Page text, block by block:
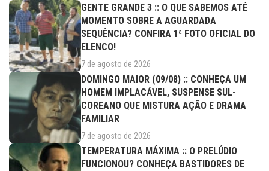
GENTE GRANDE 3 :: O QUE SABEMOS ATÉ
MOMENTO SOBRE A AGUARDADA
SEQUÊNCIA? CONFIRA 1ª FOTO OFICIAL DO
ELENCO!
7 de agosto de 2026
DOMINGO MAIOR (09/08) :: CONHEÇA UM
HOMEM IMPLACÁVEL, SUSPENSE SUL-
COREANO QUE MISTURA AÇÃO E DRAMA
FAMILIAR
7 de agosto de 2026
TEMPERATURA MÁXIMA :: O PRELÚDIO
FUNCIONOU? CONHEÇA BASTIDORES DE